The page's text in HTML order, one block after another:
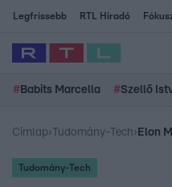
Legfrissebb RTL Híradó
# Babits Marcella #Szellő
Címlap› Tudomány-Tech›
Tudomány-Tech